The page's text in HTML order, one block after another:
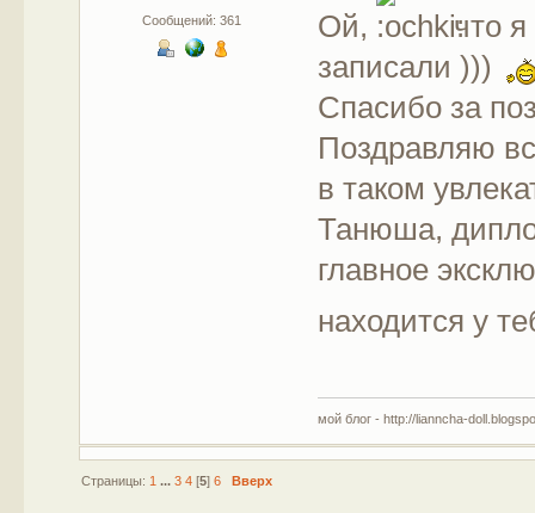
Сообщений: 361 Ой,
что
записали )))
Спасибо за
Поздравляю
в таком
Танюша,
главное
находится у
мой блог - http://lianncha-
Страницы: 1 ... 3 4[5] 6 Вверх